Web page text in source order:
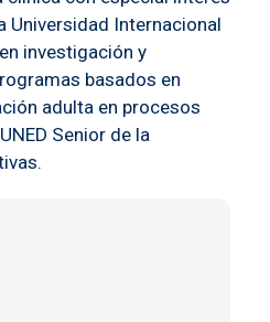
Universidad Internacional
investigación y
basados en
adulta en procesos
Senior de la